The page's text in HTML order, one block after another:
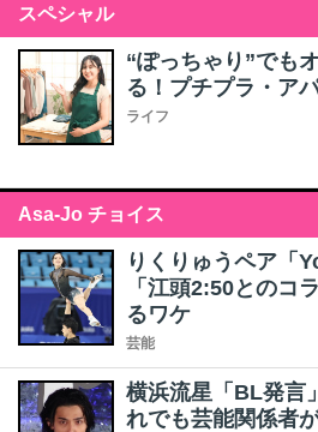
スペシャル
“ぽっちゃり”でも
る！プチプラ・ア
ライフ
Asa-Jo チョイス
りくりゅうペア「
「江頭2:50とのコ
るワケ
芸能
横浜流星「BL発言
れでも芸能関係者